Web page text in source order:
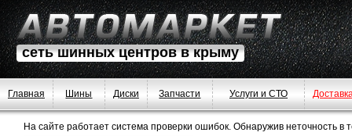
сеть шинных центров в крыму
Главная Шины Диски Запчасти Услуги и СТО
На сайте работает система проверки ошибок. Обнаружив неточность в